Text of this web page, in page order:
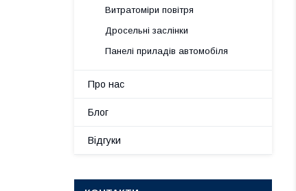
Витратоміри повітря
Дросельні заслінки
Панелі приладів автомобіля
Про нас
Блог
Відгуки